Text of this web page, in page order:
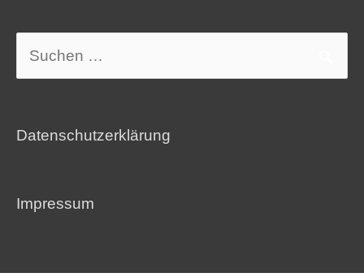
Suchen
nach:
Datenschutzerklärung
Impressum